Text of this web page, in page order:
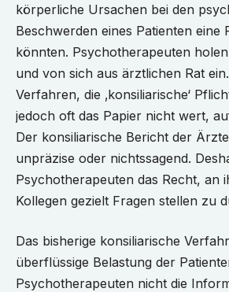
körperliche Ursachen bei den
Beschwerden eines Patienten eine
könnten. Psychotherapeuten
und von sich aus ärztlichen Rat
Verfahren, die ‚konsiliarische‘
jedoch oft das Papier nicht wert,
Der konsiliarische Bericht der
unpräzise oder nichtssagend.
Psychotherapeuten das Recht, an
Kollegen gezielt Fragen stellen zu
Das bisherige konsiliarische
überflüssige Belastung der
Psychotherapeuten nicht die